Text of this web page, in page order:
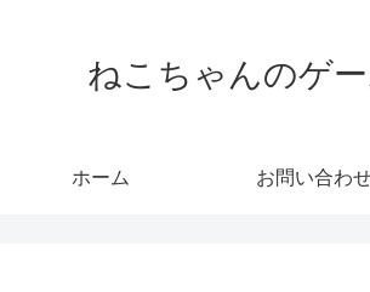
ねこちゃんのゲ
ホーム お問い合わ